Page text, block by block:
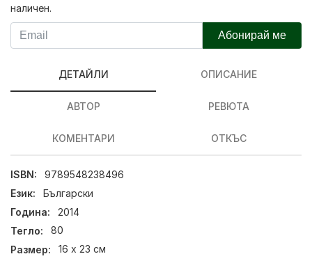
наличен.
Абонирай ме
ДЕТАЙЛИ ОПИСАНИЕ
АВТОР РЕВЮТА
КОМЕНТАРИ ОТКЪС
ISBN:
9789548238496
Език:
Български
Година:
2014
Тегло:
80
Размер:
16 х 23 см